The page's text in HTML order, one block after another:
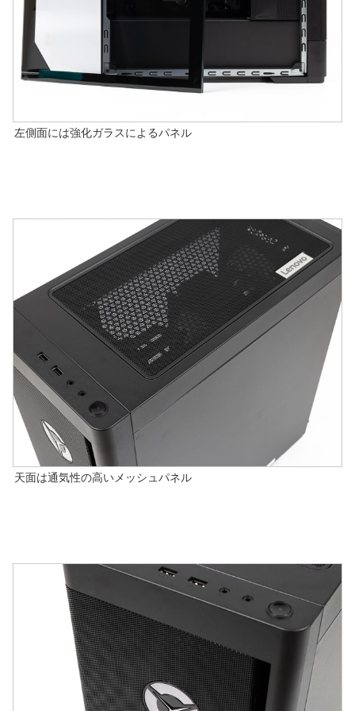
左側面には強化ガラスによるパネル
天面は通気性の高いメッシュパネル